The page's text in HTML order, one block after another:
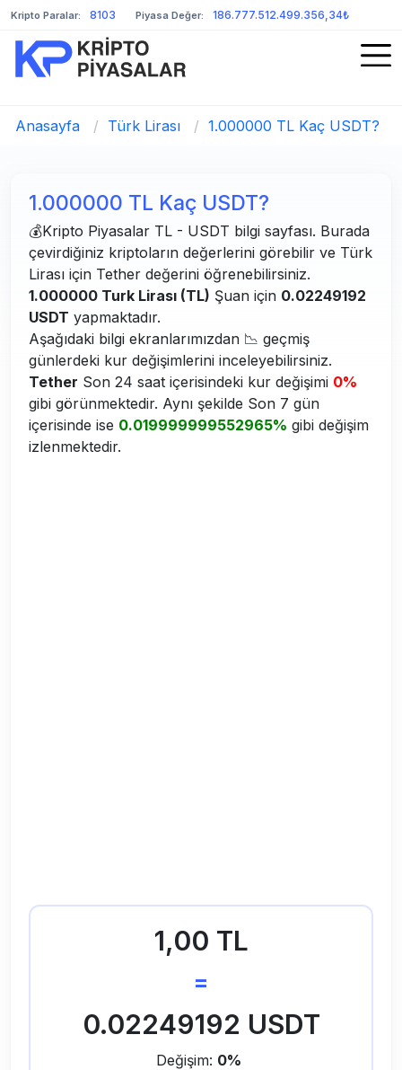
Kripto Paralar: 8103 Piyasa Değer: 186.777.512.499.356,34₺
Anasayfa / Türk Lirası / 1.000000 TL Kaç USDT?
1.000000 TL Kaç USDT?
💰Kripto Piyasalar TL - USDT bilgi sayfası. Burada
çevirdiğiniz kriptoların değerlerini görebilir ve Türk
Lirası için Tether değerini öğrenebilirsiniz.
1.000000 Turk Lirası (TL) Şuan için 0.02249192
USDT yapmaktadır.
Aşağıdaki bilgi ekranlarımızdan 📉 geçmiş
günlerdeki kur değişimlerini inceleyebilirsiniz.
Tether Son 24 saat içerisindeki kur değişimi 0%
gibi görünmektedir. Aynı şekilde Son 7 gün
içerisinde ise 0.019999999552965% gibi değişim
izlenmektedir.
1,00 TL
=
0.02249192 USDT
Değişim: 0%